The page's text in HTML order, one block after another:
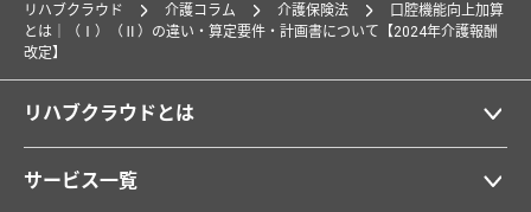
リハブクラウド 介護コラム 介護保険法
口腔機能向上加算
とは｜（Ⅰ）（Ⅱ）の違い・算定要件・計画書について【2024年介護報酬
改定】
リハブクラウドとは
サービス一覧